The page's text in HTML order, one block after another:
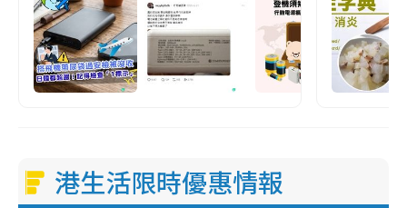
港生活限時優惠情報